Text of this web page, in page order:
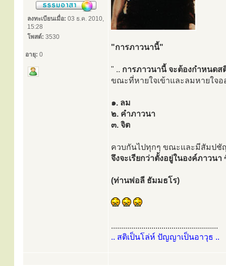
ลงทะเบียนเมื่อ: 03 ธ.ค. 2010,
15:28
โพสต์: 3530
อายุ: 0
"การภาวนานี้"
" .. การภาวนานี้ จะต้องกำหนดส
ขณะที่หายใจเข้าและลมหายใจอ
๑. ลม
๒. คำภาวนา
๓. จิต
ควบกันไปทุกๆ ขณะและมีสัมปชั
จึงจะเรียกว่าตั้งอยู่ในองค์ภาวนา
(ท่านพ่อลี ธัมมธโร)
.....................................................
.. สติเป็นโล่ห์ ปัญญาเป็นอาวุธ ..